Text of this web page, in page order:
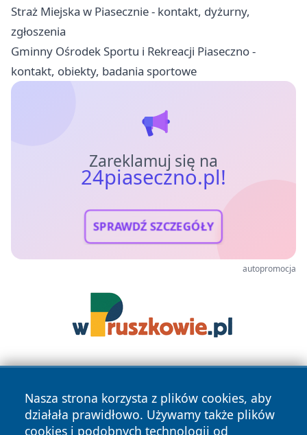
Straż Miejska w Piasecznie - kontakt, dyżurny,
zgłoszenia
Gminny Ośrodek Sportu i Rekreacji Piaseczno -
kontakt, obiekty, badania sportowe
Zareklamuj się na
24piaseczno.pl!
SPRAWDŹ SZCZEGÓŁY
autopromocja
Nasza strona korzysta z plików cookies, aby
działała prawidłowo. Używamy także plików
cookies i podobnych technologii od